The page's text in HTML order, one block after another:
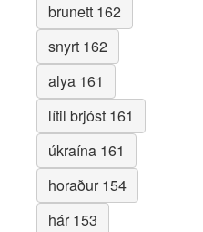
brunett 162
snyrt 162
alya 161
lítil brjóst 161
úkraína 161
horaður 154
hár 153